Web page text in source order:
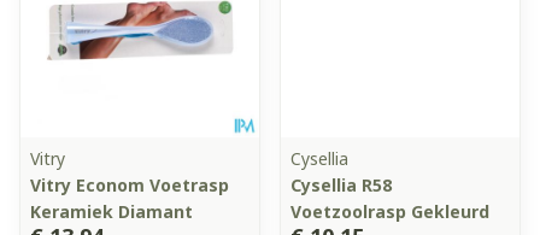
Vitry
Vitry Econom Voetrasp
Keramiek Diamant
Cysellia
Cysellia R58
Voetzoolrasp Gekleurd